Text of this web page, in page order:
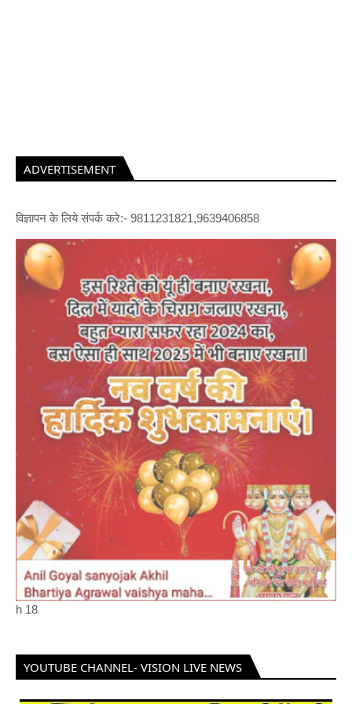
ADVERTISEMENT
विज्ञापन के लिये संपर्क करे:- 9811231821,9639406858
h 18
YOUTUBE CHANNEL- VISION LIVE NEWS